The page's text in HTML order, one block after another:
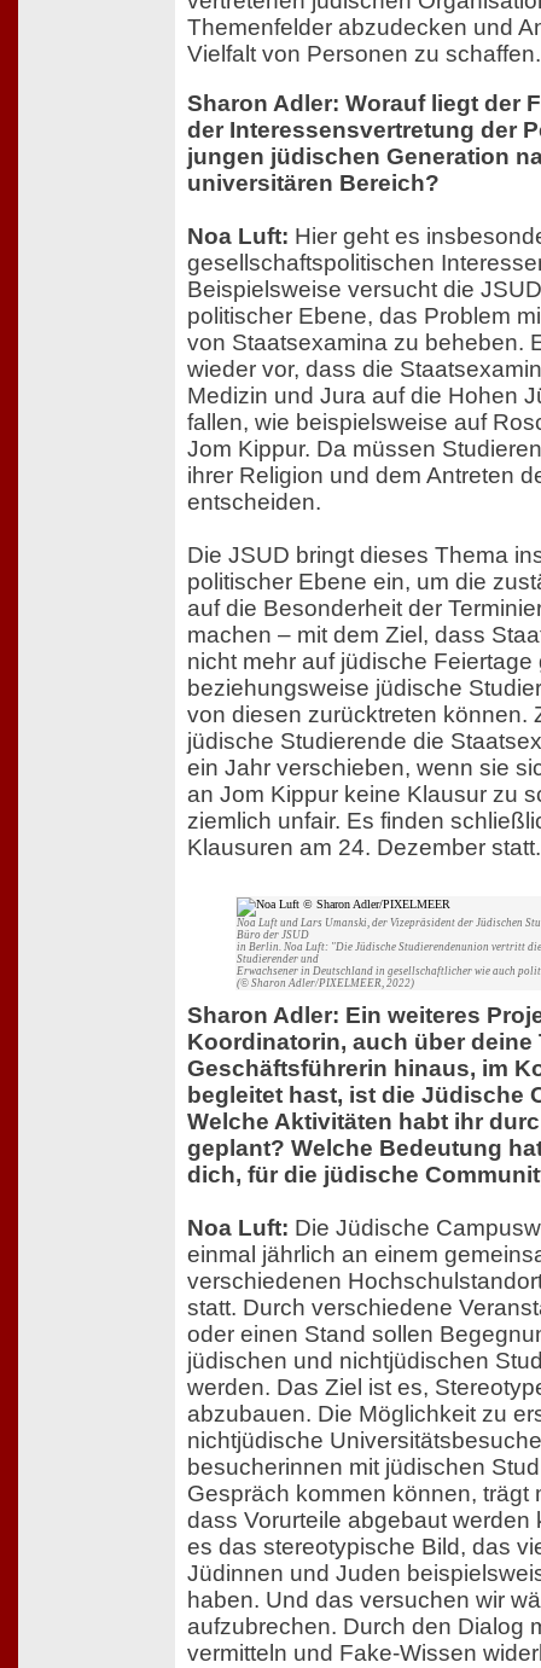
Themenfelder abzudecken und
Vielfalt von Personen zu schaffen.
Sharon Adler: Worauf liegt der
der Interessensvertretung der
jungen jüdischen Generation
universitären Bereich?
Noa Luft: Hier geht es
gesellschaftspolitischen
Beispielsweise versucht die
politischer Ebene, das Problem
von Staatsexamina zu beheben.
wieder vor, dass die
Medizin und Jura auf die Hohen
fallen, wie beispielsweise auf
Jom Kippur. Da müssen
ihrer Religion und dem Antreten
entscheiden.
Die JSUD bringt dieses Thema
politischer Ebene ein, um die
auf die Besonderheit der
machen – mit dem Ziel, dass
nicht mehr auf jüdische Feiertage
beziehungsweise jüdische
von diesen zurücktreten können.
jüdische Studierende die
ein Jahr verschieben, wenn sie
an Jom Kippur keine Klausur zu
ziemlich unfair. Es finden
Klausuren am 24. Dezember statt.
Noa Luft und Lars Umanski, der Vizepräsident der Jüdischen
Büro der JSUD
in Berlin. Noa Luft: "Die Jüdische Studierendenunion vertritt
Studierender und
Erwachsener in Deutschland in gesellschaftlicher wie auch
(© Sharon Adler/PIXELMEER, 2022)
Sharon Adler: Ein weiteres
Koordinatorin, auch über deine
Geschäftsführerin hinaus, im
begleitet hast, ist die Jüdische
Welche Aktivitäten habt ihr
geplant? Welche Bedeutung
dich, für die jüdische
Noa Luft: Die Jüdische
einmal jährlich an einem
verschiedenen
statt. Durch verschiedene
oder einen Stand sollen
jüdischen und nichtjüdischen
werden. Das Ziel ist es,
abzubauen. Die Möglichkeit zu
nichtjüdische
besucherinnen mit jüdischen
Gespräch kommen können, trägt
dass Vorurteile abgebaut werden
es das stereotypische Bild, das
Jüdinnen und Juden
haben. Und das versuchen wir
aufzubrechen. Durch den Dialog
vermitteln und Fake-Wissen